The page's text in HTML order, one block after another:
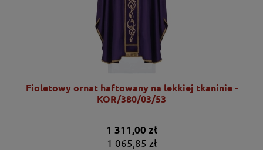
Fioletowy ornat haftowany na lekkiej tkaninie -
KOR/380/03/53
1 311,00 zł
1 065,85 zł